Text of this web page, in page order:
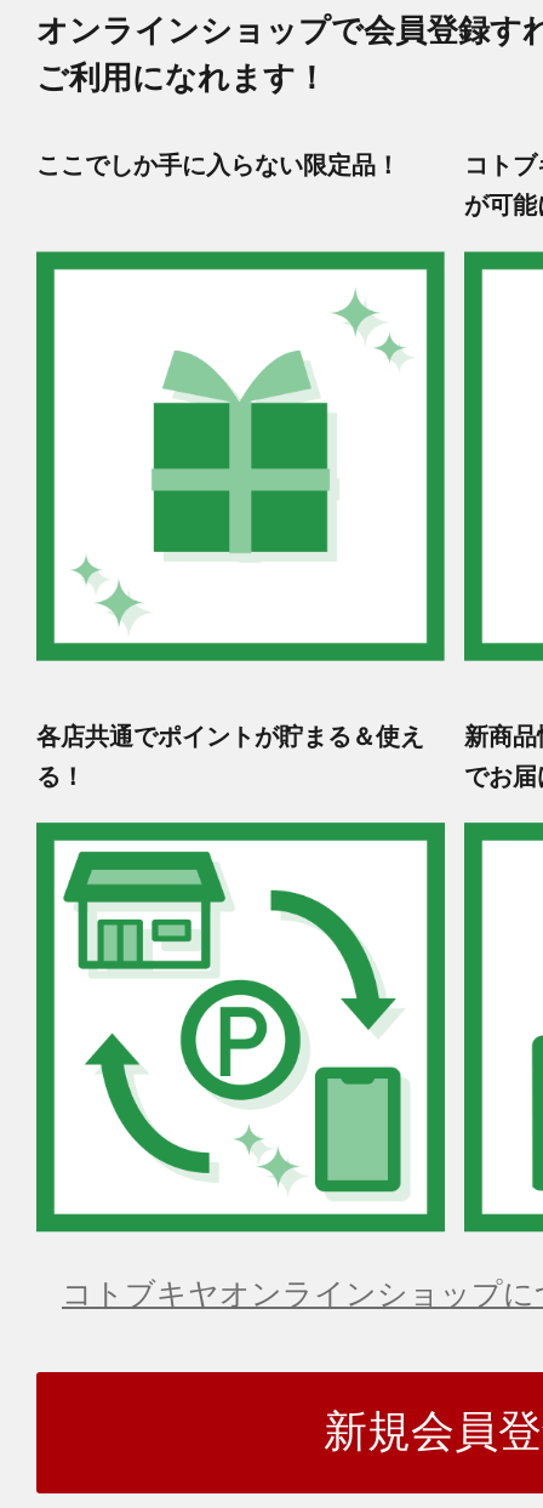
オンラインショップで会員登録す
ご利用になれます！
ここでしか手に入らない限定品！
コト
が可能
各店共通でポイントが貯まる＆使え
る！
新商
でお届
コトブキヤオンラインショップ